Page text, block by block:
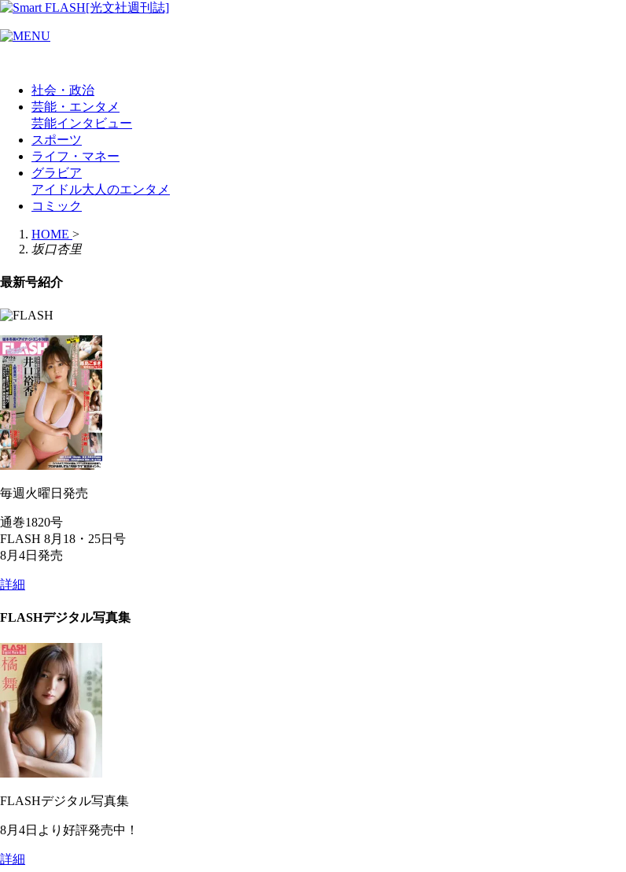
社会・政治
芸能・エンタメ
芸能インタビュー
スポーツ
ライフ・マネー
グラビア
アイドル大人のエンタメ
コミック
HOME >
坂口杏里
最新号紹介
毎週火曜日発売
通巻1820号
FLASH 8月18・25日号
8月4日発売
詳細
FLASHデジタル写真集
FLASHデジタル写真集
8月4日より好評発売中！
詳細